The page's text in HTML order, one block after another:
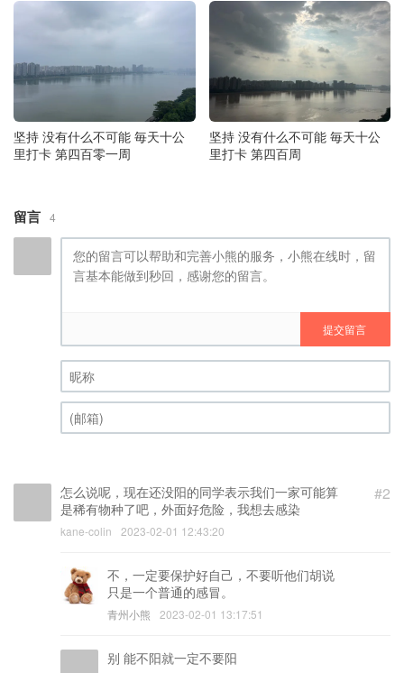
坚持 没有什么不可能 毎天十公
里打卡 第四百零一周
坚持 没有什么不可能 毎天十公
里打卡 第四百周
留言 4
提交留言
昵称 (必填)
#2
怎么说呢，现在还没阳的同学表示我们一家可能算
是稀有物种了吧，外面好危险，我想去感染
kane-colin 2023-02-01 12:43:20
不，一定要保护好自己，不要听他们胡说
只是一个普通的感冒。
青州小熊 2023-02-01 13:17:51
别 能不阳就一定不要阳